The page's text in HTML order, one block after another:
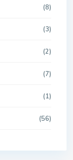
(8)
(3)
(2)
(7)
(1)
(56)